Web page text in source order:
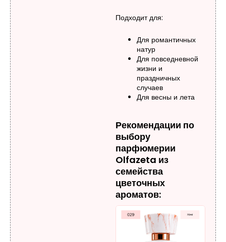
Подходит для:
Для романтичных
натур
Для повседневной
жизни и
праздничных
случаев
Для весны и лета
Рекомендации по
выбору
парфюмерии
Olfazeta из
семейства
цветочных
ароматов: